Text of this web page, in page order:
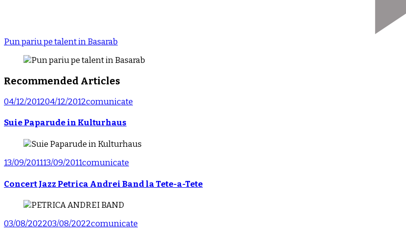
Pun pariu pe talent in Basarab
Recommended Articles
04/12/201204/12/2012comunicate
Suie Paparude in Kulturhaus
13/09/201113/09/2011comunicate
Concert Jazz Petrica Andrei Band la Tete-a-Tete
03/08/202203/08/2022comunicate